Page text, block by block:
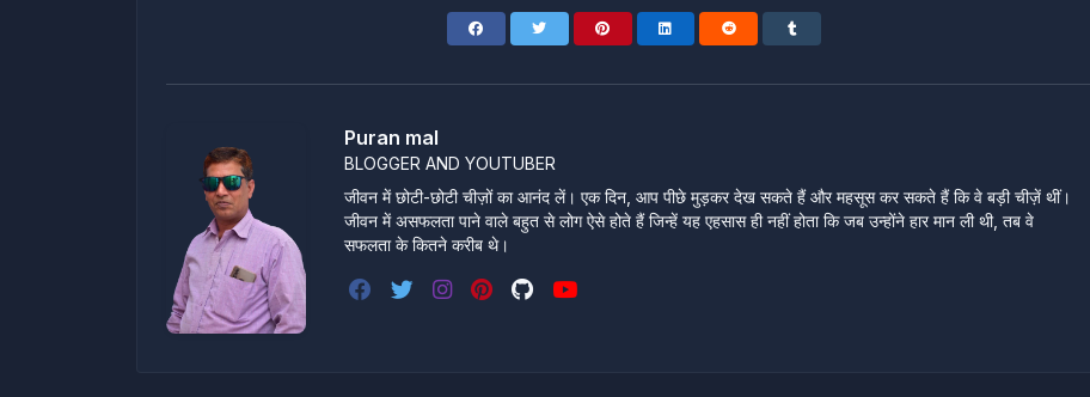
Puran mal
BLOGGER AND YOUTUBER
जीवन में छोटी-छोटी चीज़ों का आनंद लें। एक दिन, आप पीछे मुड़कर देख सकते हैं और महसूस कर सकते हैं कि वे बड़ी चीज़ें थीं।
जीवन में असफलता पाने वाले बहुत से लोग ऐसे होते हैं जिन्हें यह एहसास ही नहीं होता कि जब उन्होंने हार मान ली थी, तब वे
सफलता के कितने करीब थे।